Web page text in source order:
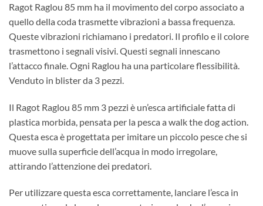
Ragot Raglou 85 mm ha il movimento del corpo associato a
quello della coda trasmette vibrazioni a bassa frequenza.
Queste vibrazioni richiamano i predatori. Il profilo e il colore
trasmettono i segnali visivi. Questi segnali innescano
l’attacco finale. Ogni Raglou ha una particolare flessibilità.
Venduto in blister da 3 pezzi.
Il Ragot Raglou 85 mm 3 pezzi è un’esca artificiale fatta di
plastica morbida, pensata per la pesca a walk the dog action.
Questa esca è progettata per imitare un piccolo pesce che si
muove sulla superficie dell’acqua in modo irregolare,
attirando l’attenzione dei predatori.
Per utilizzare questa esca correttamente, lanciare l’esca in